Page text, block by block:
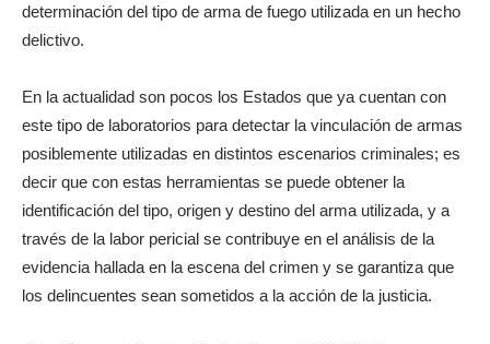
determinación del tipo de arma de fuego utilizada en un hecho
delictivo.
En la actualidad son pocos los Estados que ya cuentan con
este tipo de laboratorios para detectar la vinculación de armas
posiblemente utilizadas en distintos escenarios criminales; es
decir que con estas herramientas se puede obtener la
identificación del tipo, origen y destino del arma utilizada, y a
través de la labor pericial se contribuye en el análisis de la
evidencia hallada en la escena del crimen y se garantiza que
los delincuentes sean sometidos a la acción de la justicia.